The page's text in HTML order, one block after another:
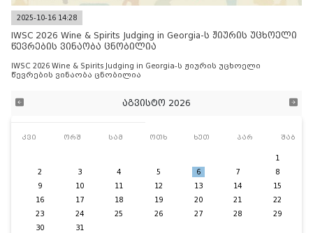
2025-10-16 14:28
IWSC 2026 Wine & Spirits Judging in Georgia-ს ჟიურის უცხოელი
წევრების ვინაობა ცნობილია
IWSC 2026 Wine & Spirits Judging in Georgia-ს ჟიურის უცხოელი
წევრების ვინაობა ცნობილია
აგვისტო 2026
კვი ორშ სამ ოთხ ხუთ პარ შაბ
1
2
3 4 5 6 7
8
9
10 11 12 13 14
15
16
17 18 19 20 21
22
23
24 25 26 27 28
29
30
31